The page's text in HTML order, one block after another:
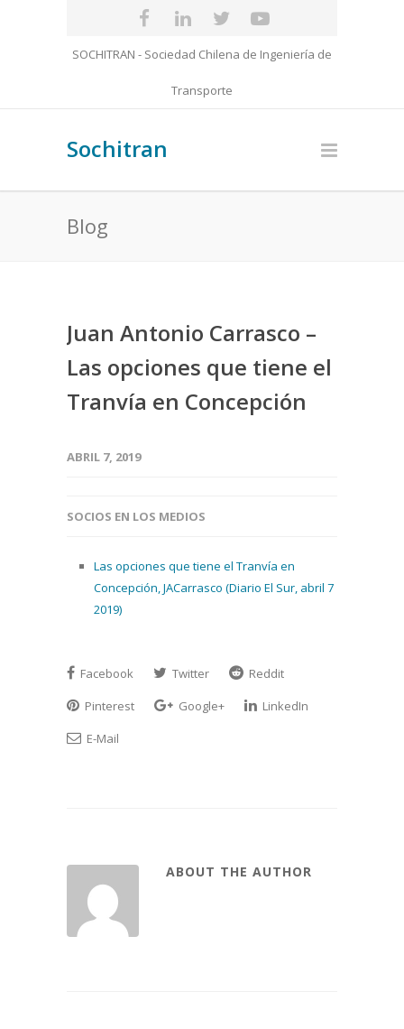
SOCHITRAN - Sociedad Chilena de Ingeniería de
Transporte
Sochitran
Blog
Juan Antonio Carrasco –
Las opciones que tiene el
Tranvía en Concepción
ABRIL 7, 2019
SOCIOS EN LOS MEDIOS
Las opciones que tiene el Tranvía en
Concepción, JACarrasco (Diario El Sur, abril 7
2019)
Facebook Twitter
Reddit
Pinterest
Google+
LinkedIn
E-Mail
ABOUT THE AUTHOR